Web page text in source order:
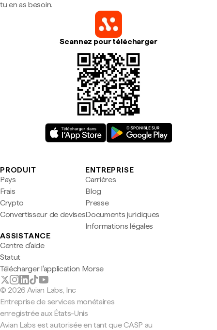
tu en as besoin.
Scannez pour télécharger
PRODUIT
Pays
Frais
Crypto
Convertisseur de devises
ENTREPRISE
Carrières
Blog
Presse
Documents juridiques
Informations légales
ASSISTANCE
Centre d'aide
Statut
Télécharger l'application Morse
© 2026 Avian Labs, Inc
Entreprise de services monétaires
enregistrée aux États-Unis
Avian Labs est autorisée en tant que CASP au